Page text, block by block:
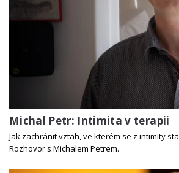
Michal Petr: Intimita v terapii
Jak zachránit vztah, ve kterém se z intimity
Rozhovor s Michalem Petrem.